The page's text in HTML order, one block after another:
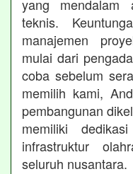
yang mendalam
teknis.
manajemen
mulai dari
coba sebelum
memilih kami,
pembangunan
memiliki
infrastruktur
seluruh nusantara.